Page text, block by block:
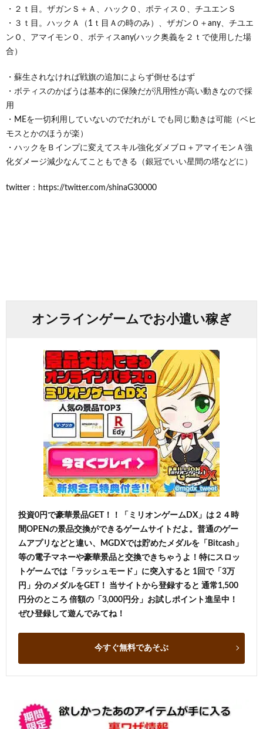
・２ｔ目。ザガンＳ＋Ａ、ハックＯ、ボティスＯ、チユエンＳ
・３ｔ目。ハックＡ（1ｔ目Ａの時のみ）、ザガンＯ＋any、チユエ
ンＯ、アマイモンＯ、ボティスany(ハック奥義を２ｔで使用した場
合）
・蘇生されなければ戦旗の追加によらず倒せるはず
・ボティスのかばうは基本的に保険だが汎用性が高い動きなので採
用
・MEを一切利用していないのでだれがＬでも同じ動きは可能（ベヒ
モスとかのほうが楽）
・ハックをＢインプに変えてスキル強化ダメブロ＋アマイモンＡ強
化ダメージ減少なんてこともできる（銀冠でいい星間の塔などに）
twitter：https://twitter.com/shinaG30000
オンラインゲームでお小遣い稼ぎ
投資0円で豪華景品GET！！「ミリオンゲームDX」は２４時
間OPENの景品交換ができるゲームサイトだよ。普通のゲー
ムアプリなどと違い、MGDXでは貯めたメダルを「Bitcash」
等の電子マネーや豪華景品と交換できちゃうよ！特にスロッ
トゲームでは「ラッシュモード」に突入すると 1回で「3万
円」分のメダルをGET！ 当サイトから登録すると 通常1,500
円分のところ 倍額の「3,000円分」お試しポイント進呈中！
ぜひ登録して遊んでみてね！
今すぐ無料であそぶ